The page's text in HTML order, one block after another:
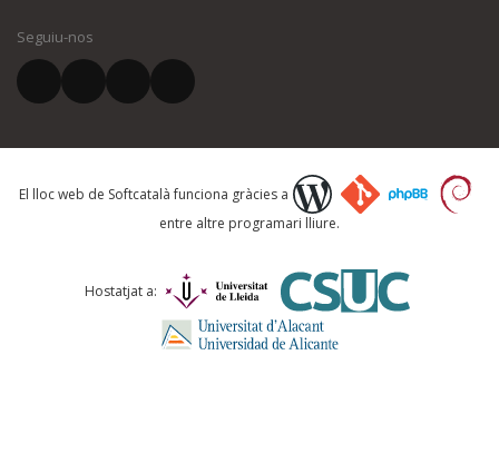
El vostre correu electrònic *
Què proposeu?
Comentari *
Seguiu-nos
El lloc web de Softcatalà funciona gràcies a
entre altre programari lliure.
Hostatjat a: